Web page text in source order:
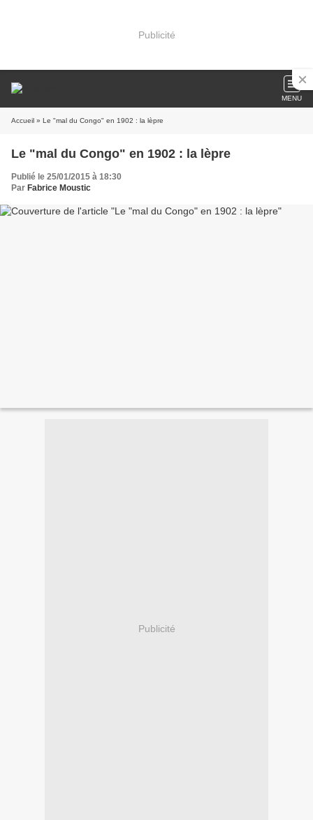
Publicité
MENU
Accueil » Le "mal du Congo" en 1902 : la lèpre
Le "mal du Congo" en 1902 : la lèpre
Publié le 25/01/2015 à 18:30
Par Fabrice Moustic
Publicité